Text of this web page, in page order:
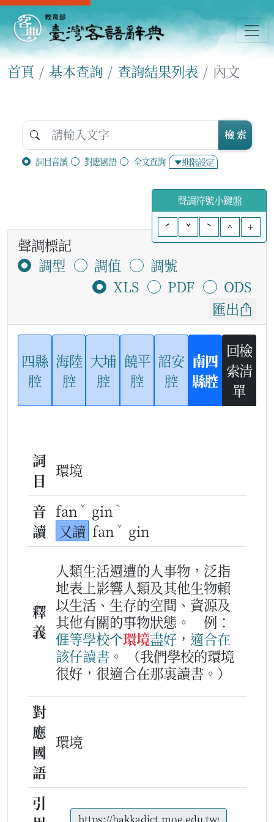
首頁 基本查詢 查詢結果列表 內文
詞目音讀 對應國語 全文查詢 進階設定
檢 索
聲調符號小鍵盤
ˊ
ˇ ˋ ^ +
聲調標記
調型
調值
調號
XLS
PDF
ODS
匯出
四縣
腔
海陸
腔
大埔
腔
饒平
腔
詔安
腔
南四
縣腔
回檢
索清
單
詞
目
環境
音
讀
fan ˇ gin ˋ
又讀 fan ˇ gin
釋
義
人類生活週遭的人事物，泛指
地表上影響人類及其他生物賴
以生活、生存的空間、資源及
其他有關的事物狀態。
例：
𠊎等學校个環境盡好 ， 適合在
該仔讀書 。
（我們學校的環境
很好，很適合在那裏讀書。）
對
應
國
語
環境
引